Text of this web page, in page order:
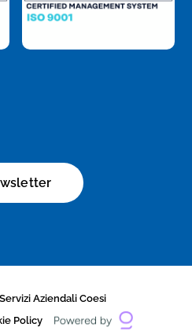
Aziendali Coesi
Policy